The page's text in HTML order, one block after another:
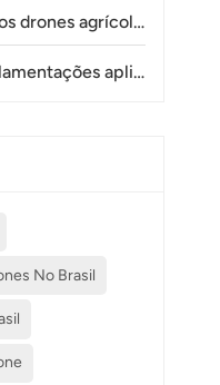
e monitoramento de plantações?
drones na agricultura em diferentes países?
No Brasil